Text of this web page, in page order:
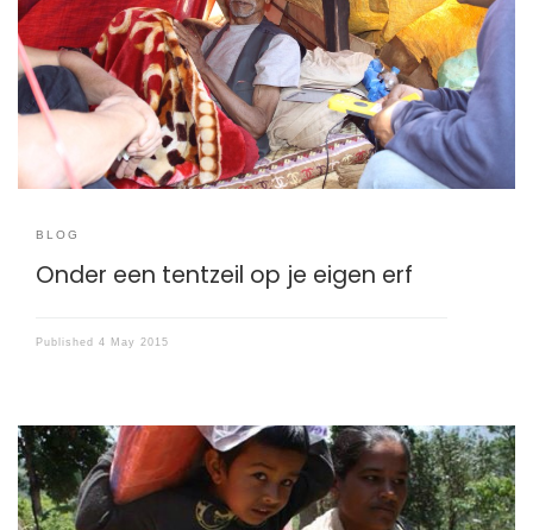
Op weg naar een distributie van tentzeilen in het Kavre
district, stopt Ghandra Shrestha, de chaufeur van Caritas
Nepal bij een huis.
BLOG
Onder een tentzeil op je eigen erf
Published 4 May 2015